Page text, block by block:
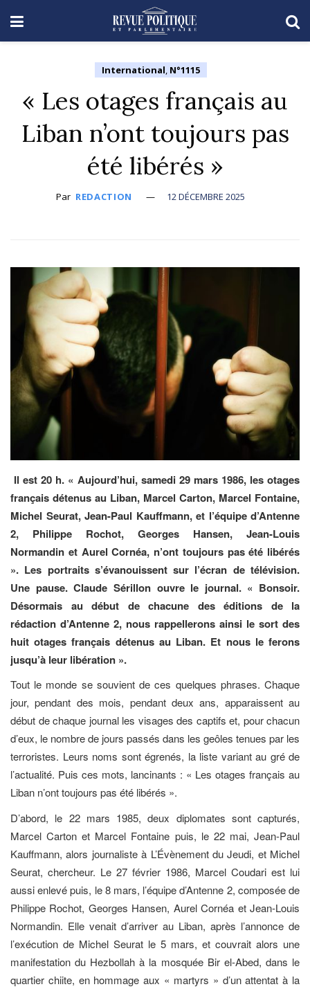
International, N°1115
« Les otages français au
Liban n’ont toujours pas
été libérés »
Par REDACTION 12 DÉCEMBRE 2025
Il est 20 h. « Aujourd’hui, samedi 29 mars 1986, les otages
français détenus au Liban, Marcel Carton, Marcel Fontaine,
Michel Seurat, Jean-Paul Kauffmann, et l’équipe d’Antenne
2, Philippe Rochot, Georges Hansen, Jean-Louis
Normandin et Aurel Cornéa, n’ont toujours pas été libérés
». Les portraits s’évanouissent sur l’écran de télévision.
Une pause. Claude Sérillon ouvre le journal. « Bonsoir.
Désormais au début de chacune des éditions de la
rédaction d’Antenne 2, nous rappellerons ainsi le sort des
huit otages français détenus au Liban. Et nous le ferons
jusqu’à leur libération ».
Tout le monde se souvient de ces quelques phrases. Chaque
jour, pendant des mois, pendant deux ans, apparaissent au
début de chaque journal les visages des captifs et, pour chacun
d’eux, le nombre de jours passés dans les geôles tenues par les
terroristes. Leurs noms sont égrenés, la liste variant au gré de
l’actualité. Puis ces mots, lancinants : « Les otages français au
Liban n’ont toujours pas été libérés ».
D’abord, le 22 mars 1985, deux diplomates sont capturés,
Marcel Carton et Marcel Fontaine puis, le 22 mai, Jean-Paul
Kauffmann, alors journaliste à L’Évènement du Jeudi, et Michel
Seurat, chercheur. Le 27 février 1986, Marcel Coudari est lui
aussi enlevé puis, le 8 mars, l’équipe d’Antenne 2, composée de
Philippe Rochot, Georges Hansen, Aurel Cornéa et Jean-Louis
Normandin. Elle venait d’arriver au Liban, après l’annonce de
l’exécution de Michel Seurat le 5 mars, et couvrait alors une
manifestation du Hezbollah à la mosquée Bir el-Abed, dans le
quartier chiite, en hommage aux « martyrs » d’un attentat à la